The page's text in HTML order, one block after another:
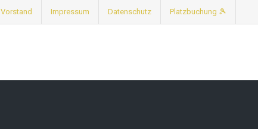
Platzbuchung 🎾
Datenschutz
Impressum
Vorstand